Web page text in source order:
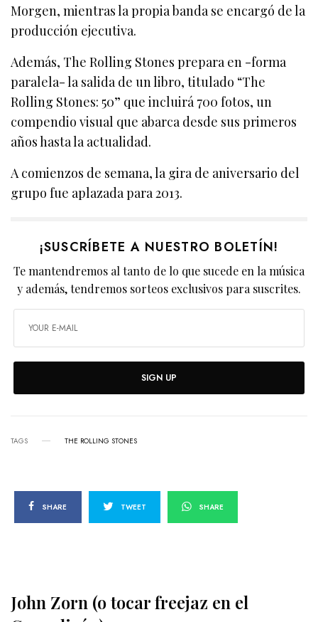
Morgen, mientras la propia banda se encargó de la
producción ejecutiva.
Además, The Rolling Stones prepara en -forma
paralela- la salida de un libro, titulado “The
Rolling Stones: 50” que incluirá 700 fotos, un
compendio visual que abarca desde sus primeros
años hasta la actualidad.
A comienzos de semana, la gira de aniversario del
grupo fue aplazada para 2013.
¡SUSCRÍBETE A NUESTRO BOLETÍN!
Te mantendremos al tanto de lo que sucede en la música
y además, tendremos sorteos exclusivos para suscrites.
SIGN UP
TAGS THE ROLLING STONES
SHARE TWEET SHARE
John Zorn (o tocar freejaz en el